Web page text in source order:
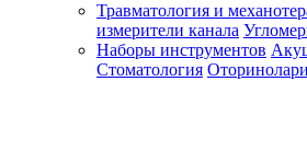
Травматология и
измерители канала
Наборы инструментов
Стоматология